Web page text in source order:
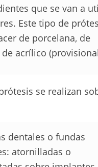
que se van a
Este tipo de
de porcelana, de
acrílico
se realizan
dentales o fundas
atornilladas o